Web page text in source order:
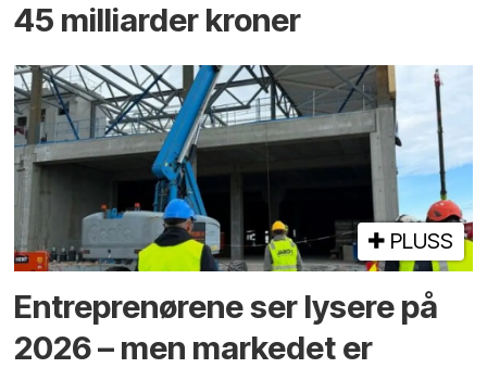
45 milliarder kroner
PLUSS
Entreprenørene ser lysere på
2026 – men markedet er